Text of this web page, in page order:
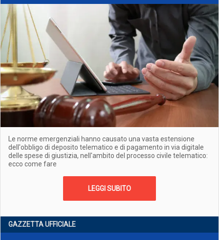
Le norme emergenziali hanno causato una vasta estensione
dell'obbligo di deposito telematico e di pagamento in via digitale
delle spese di giustizia, nell'ambito del processo civile telematico:
ecco come fare
LEGGI SUBITO
GAZZETTA UFFICIALE